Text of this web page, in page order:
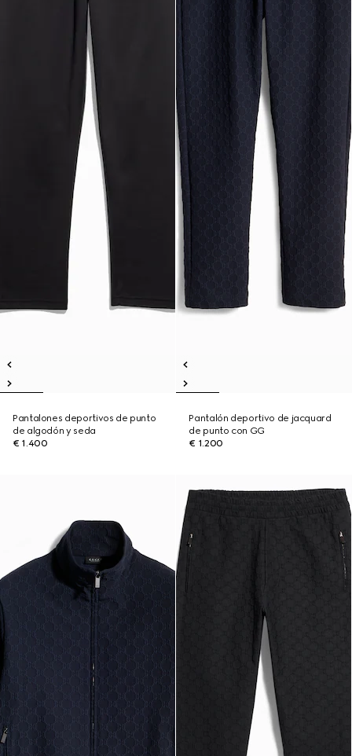
Pantalones deportivos de punto
de algodón y seda
€ 1.400
Pantalón deportivo de jacquard
de punto con GG
€ 1.200